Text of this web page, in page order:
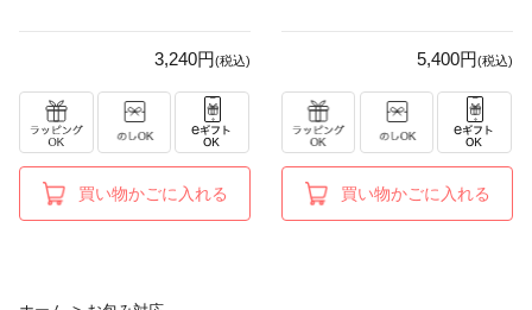
3,240円(税込)
買い物かごに入れる
5,400円(税込)
買い物かごに入れる